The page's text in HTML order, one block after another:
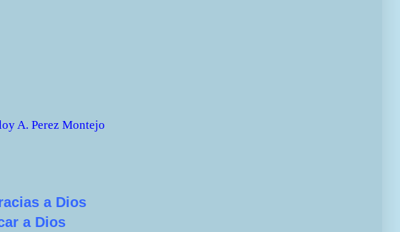
A. Perez Montejo
a Dios
a Dios